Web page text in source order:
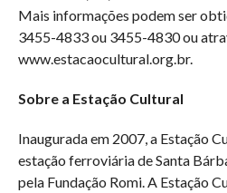
Mais informações podem ser
3455-4833 ou 3455-4830 ou
www.estacaocultural.org.br.
Sobre a Estação Cultural
Inaugurada em 2007, a Estação
estação ferroviária de Santa
pela Fundação Romi. A Estação